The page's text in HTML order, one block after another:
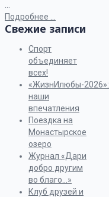
Подробнее ...
Свежие записи
Спорт
объединяет
всех!
«ЖизнИлюбы-2026»:
наши
впечатления
Поездка на
Монастырское
озеро
Журнал «Дари
добро другим
во благо…»
Клуб друзей и